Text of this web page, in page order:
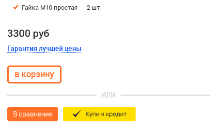
Гайка М10 простая — 2 шт
3300 руб
Гарантия лучшей цены
ИЛИ
В сравнение